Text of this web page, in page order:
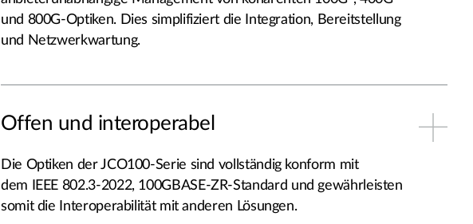
und 800G-Optiken. Dies simplifiziert die Integration, Bereitstellung
und Netzwerkwartung.
Offen und interoperabel
Die Optiken der JCO100-Serie sind vollständig konform mit
dem IEEE 802.3-2022, 100GBASE-ZR-Standard und gewährleisten
somit die Interoperabilität mit anderen Lösungen.